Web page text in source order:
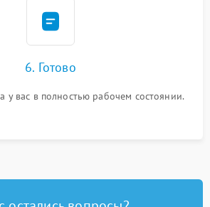
6. Готово
у вас в полностью рабочем состоянии.